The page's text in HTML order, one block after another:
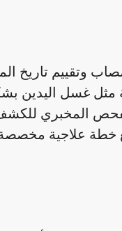
وتقييم تاريخ
مثل غسل اليدين
المخبري
علاجية مخصصة،